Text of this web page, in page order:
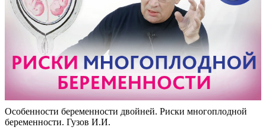
Особенности беременности двойней. Риски многоплодной
беременности. Гузов И.И.